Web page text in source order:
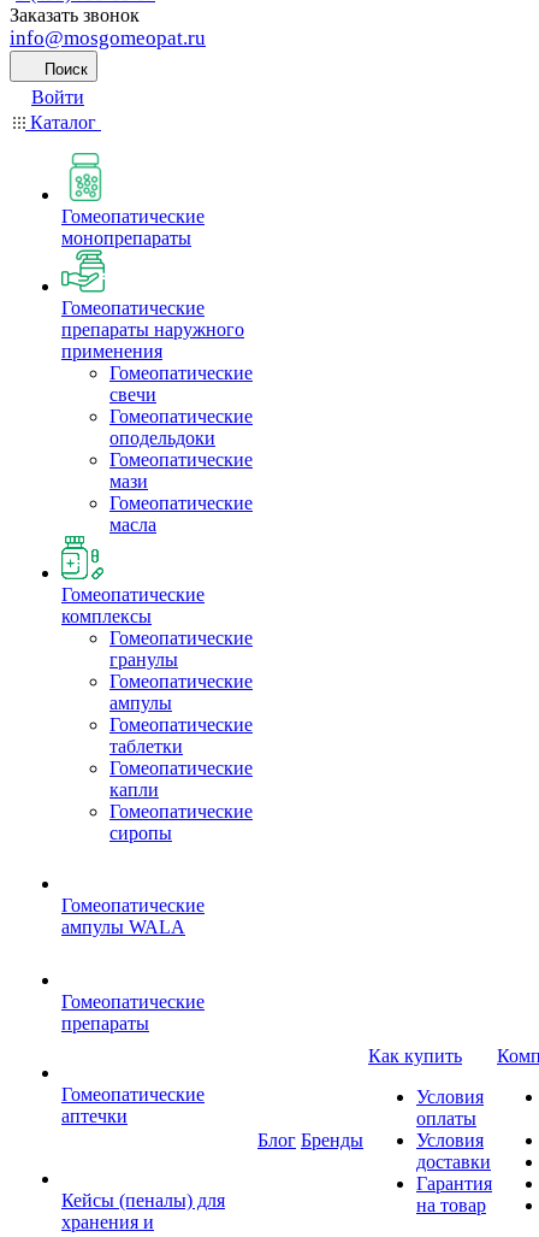
Заказать звонок
info@mosgomeopat.ru
Поиск
Войти
Каталог
Гомеопатические
монопрепараты
Гомеопатические
препараты наружного
применения
Гомеопатические
свечи
Гомеопатические
оподельдоки
Гомеопатические
мази
Гомеопатические
масла
Гомеопатические
комплексы
Гомеопатические
гранулы
Гомеопатические
ампулы
Гомеопатические
таблетки
Гомеопатические
капли
Гомеопатические
сиропы
Гомеопатические
ампулы WALA
Гомеопатические
препараты
Гомеопатические
аптечки
Кейсы (пеналы) для
хранения и
Блог Бренды
Как купить
Условия
оплаты
Условия
доставки
Гарантия
на товар